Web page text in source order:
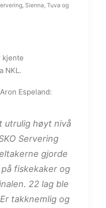
Sienna, Tuva og
kjente
NKL.
Espeland:
høyt nivå
Servering
gjorde
fiskekaker og
22 lag ble
takknemlig og